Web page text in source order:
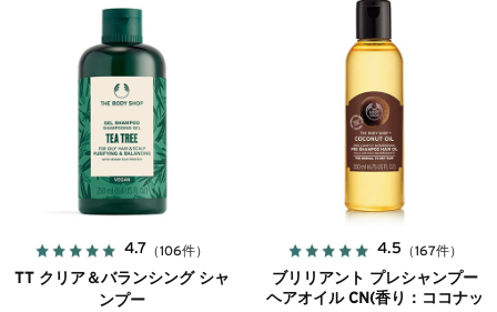
4.7 （106件）
TT クリア＆バランシング シャ
ンプー
4.5 （167件）
ブリリアント プレシャンプー
ヘアオイル CN(香り：ココナッ